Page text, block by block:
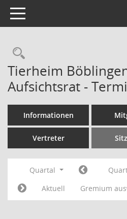
Toggle navigation
Rechercheauswahl
Tierheim
Aufsichtsrat -
Informationen
Vertreter
Quartal
Aktuell
Gremium